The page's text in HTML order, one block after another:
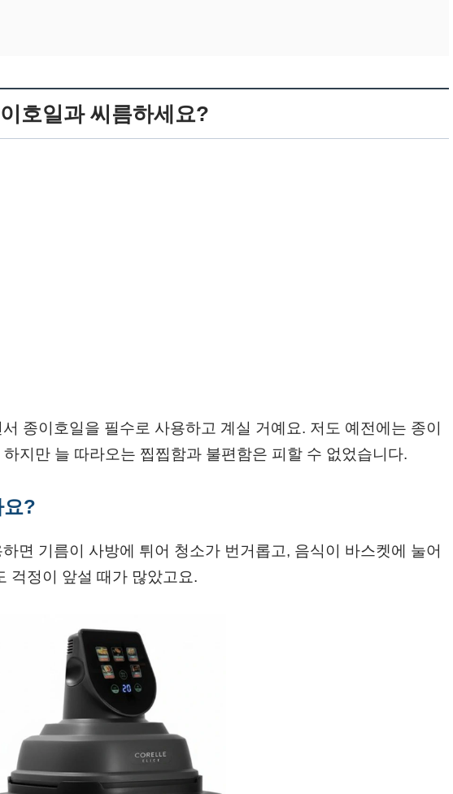
호일과 씨름하세요?
종이호일을 필수로 사용하고 계실 거예요. 저도 예전에는 종이
지만 늘 따라오는 찝찝함과 불편함은 피할 수 없었습니다.
요?
면 기름이 사방에 튀어 청소가 번거롭고, 음식이 바스켓에 눌어
걱정이 앞설 때가 많았고요.